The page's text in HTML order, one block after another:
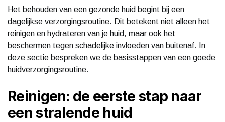
Het behouden van een gezonde huid begint bij een
dagelijkse verzorgingsroutine. Dit betekent niet alleen het
reinigen en hydrateren van je huid, maar ook het
beschermen tegen schadelijke invloeden van buitenaf. In
deze sectie bespreken we de basisstappen van een goede
huidverzorgingsroutine.
Reinigen: de eerste stap naar
een stralende huid